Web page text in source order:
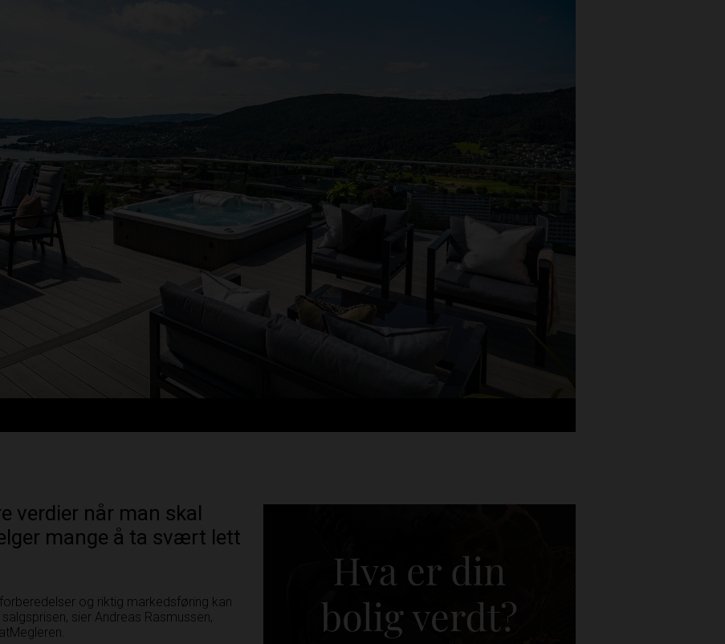
verdier når man skal
mange å ta svært lett
og riktig markedsføring kan
sier Andreas Rasmussen,